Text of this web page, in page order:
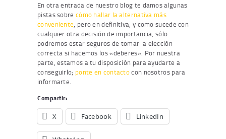
En otra entrada de nuestro blog te damos algunas
pistas sobre cómo hallar la alternativa más
conveniente, pero en definitiva, y como sucede con
cualquier otra decisión de importancia, sólo
podremos estar seguros de tomar la elección
correcta si hacemos los «deberes». Por nuestra
parte, estamos a tu disposición para ayudarte a
conseguirlo; ponte en contactocon nosotros para
informarte.
Compartir:
X Facebook LinkedIn